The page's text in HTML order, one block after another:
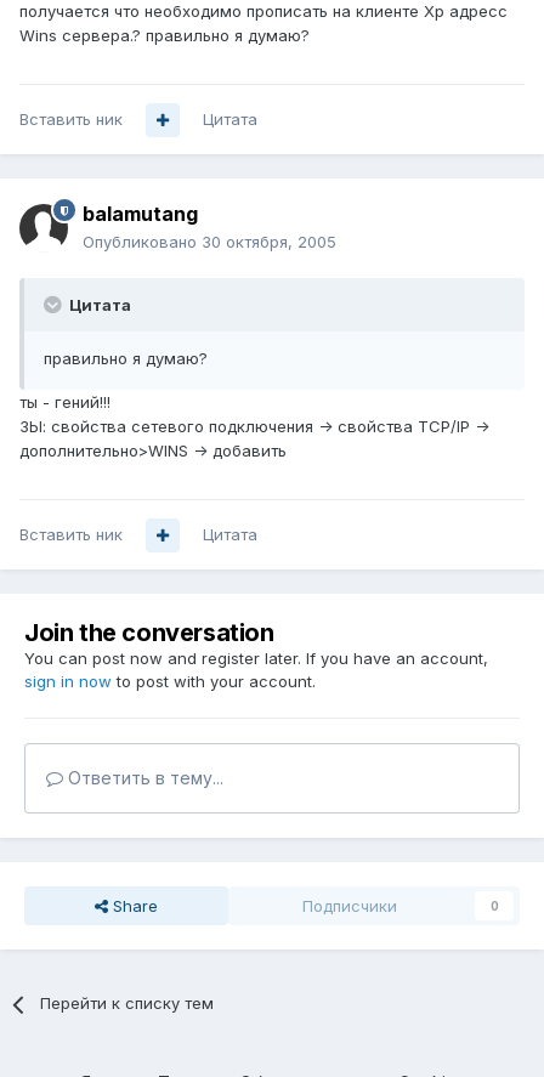
получается что необходимо прописать на клиенте Xp адресс
Wins сервера.? правильно я думаю?
Вставить ник Цитата
balamutang
Опубликовано 30 октября, 2005
Цитата
правильно я думаю?
ты - гений!!!
ЗЫ: свойства сетевого подключения -> свойства TCP/IP ->
дополнительно>WINS -> добавить
Вставить ник Цитата
Join the conversation
You can post now and register later. If you have an account,
sign in now to post with your account.
Ответить в тему...
Share Подписчики 0
Перейти к списку тем